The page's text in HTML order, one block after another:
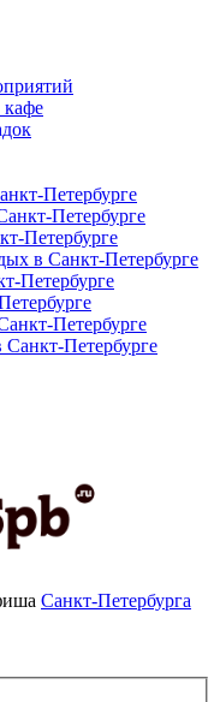
кафе
Петербурге
Петербурге
Петербурге
в Санкт-Петербурге
Петербурге
Петербурге
Санкт-Петербурге
Санкт-Петербурга